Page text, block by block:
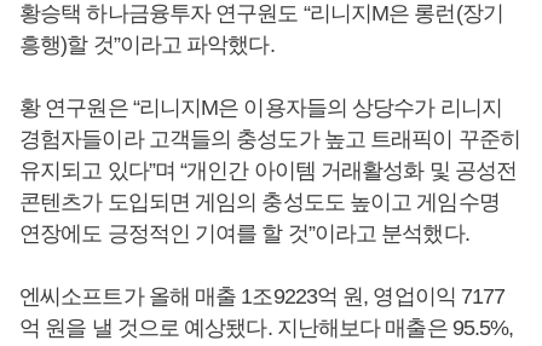
황승택 하나금융투자 연구원도 “리니지M은 롱런(장기
흥행)할 것”이라고 파악했다.
황 연구원은 “리니지M은 이용자들의 상당수가 리니지
경험자들이라 고객들의 충성도가 높고 트래픽이 꾸준히
유지되고 있다”며 “개인간 아이템 거래활성화 및 공성전
콘텐츠가 도입되면 게임의 충성도도 높이고 게임수명
연장에도 긍정적인 기여를 할 것”이라고 분석했다.
엔씨소프트가 올해 매출 1조9223억 원, 영업이익 7177
억 원을 낼 것으로 예상됐다. 지난해보다 매출은 95.5%,